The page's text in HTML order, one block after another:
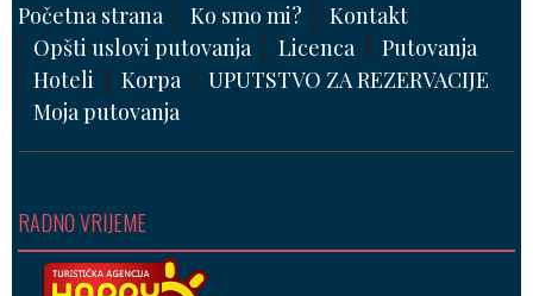
Početna strana Ko smo mi?
Kontakt
Opšti uslovi putovanja
Licenca
Putovanja
Hoteli
Korpa
UPUTSTVO ZA REZERVACIJE
Moja putovanja
RADNO VRIJEME